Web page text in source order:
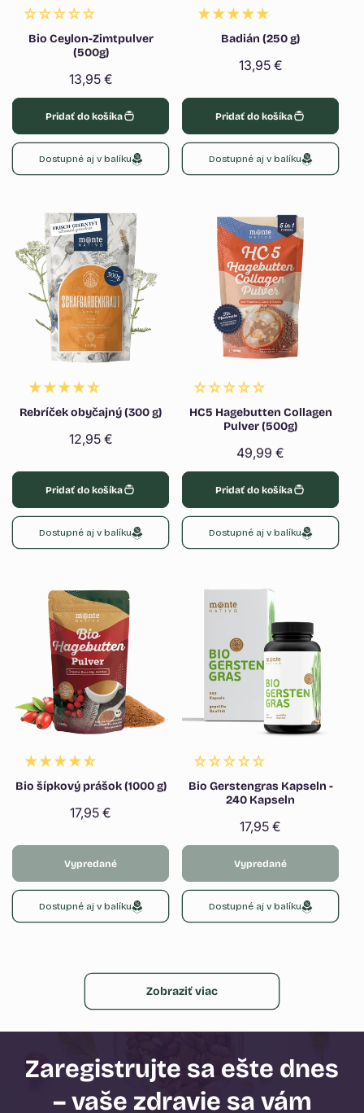
Bio Ceylon-Zimtpulver
(500g)
Normálna
cena
13,95 €
Pridať do košíka
Dostupné aj v balíku
Badián (250 g)
Normálna
13,95 €
Pridať do košíka
Dostupné aj v balíku
Rebríček obyčajný (300 g)
Normálna
12,95 €
Pridať do košíka
Dostupné aj v balíku
HC5 Hagebutten Collagen
Pulver (500g)
Normálna
cena
49,99 €
Pridať do košíka
Dostupné aj v balíku
Bio šípkový prášok (1000 g)
Normálna
17,95 €
Vypredané
Dostupné aj v balíku
Bio Gerstengras Kapseln -
240 Kapseln
Normálna
cena
17,95 €
Vypredané
Dostupné aj v balíku
Zobraziť viac
Zaregistrujte sa ešte dnes
– vaše zdravie sa vám